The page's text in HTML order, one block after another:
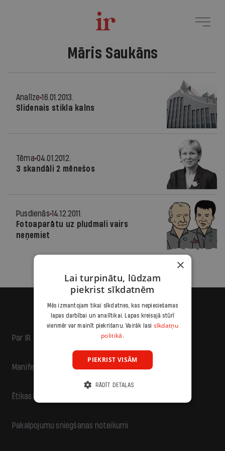
Māris Saukāns
Analīze 16.01.2013.
Slidenais stikla kalns
Tēma 04.01.2012.
3 skandāli 2 mēnešos
Pusdienās 14.12.2011.
Fotoaparātu uz pludmali vairs
neņemiet
Par IR
Manifests
Ētikas kodekss
Pakalpojumu sniegšanas noteikumi
×
Lai turpinātu, lūdzam
piekrist sīkdatnēm
Mēs izmantojam tikai sīkdatnes, kas nepieciešamas
lapas darbībai un analītikai. Lapas kreisajā stūrī
vienmēr var mainīt piekrišanu. Vairāk lasi sīkdatņu
politikā.
PIEKRIST VISĀM
RĀDĪT DETAĻAS